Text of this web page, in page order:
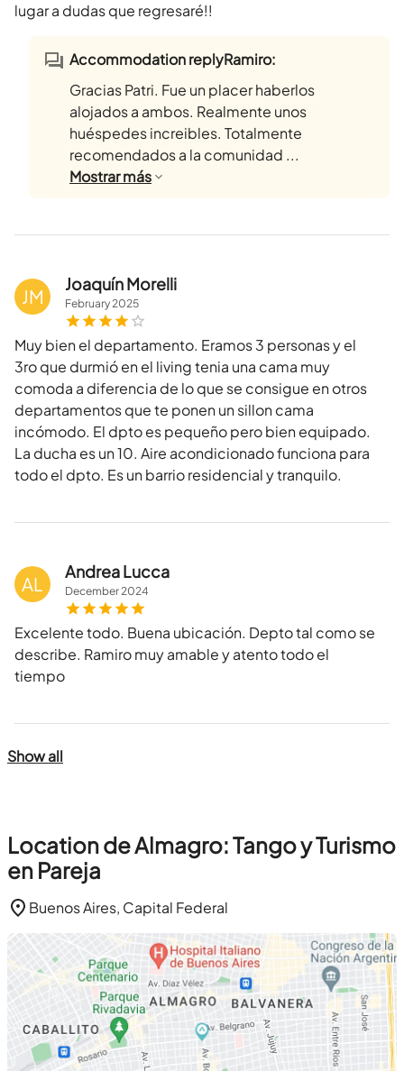
lugar a dudas que regresaré!!
Accommodation replyRamiro:
Gracias Patri. Fue un placer haberlos
alojados a ambos. Realmente unos
huéspedes increibles. Totalmente
recomendados a la comunidad ...
Mostrarmás
JM
Joaquín Morelli
February2025
Muy bien el departamento. Eramos 3 personas y el
3ro que durmió en el living tenia una cama muy
comoda a diferencia de lo que se consigue en otros
departamentos que te ponen un sillon cama
incómodo. El dpto es pequeño pero bien equipado.
La ducha es un 10. Aire acondicionado funciona para
todo el dpto. Es un barrio residencial y tranquilo.
AL
Andrea Lucca
December2024
Excelente todo. Buena ubicación. Depto tal como se
describe. Ramiro muy amable y atento todo el
tiempo
Show all
Location de Almagro: Tango y Turismo
en Pareja
Buenos Aires, Capital Federal